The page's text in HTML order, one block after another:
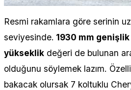
Resmi rakamlara göre serinin
seviyesinde. 1930 mm genişlik
yükseklik değeri de bulunan
olduğunu söylemek lazım.
bakacak olursak 7 koltuklu